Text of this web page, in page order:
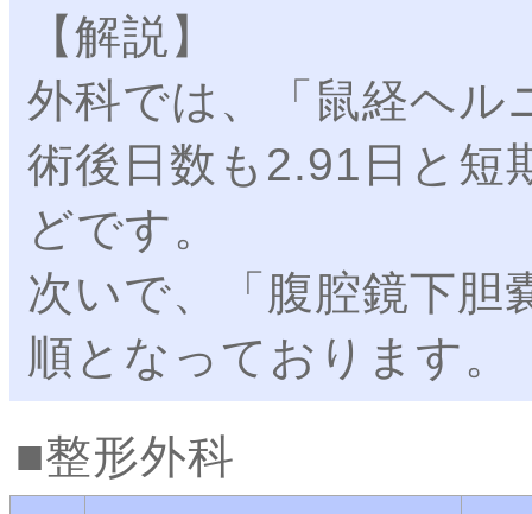
【解説】
外科では、「鼠経ヘル
術後日数も2.91日と短
どです。
次いで、「腹腔鏡下胆
順となっております。
整形外科